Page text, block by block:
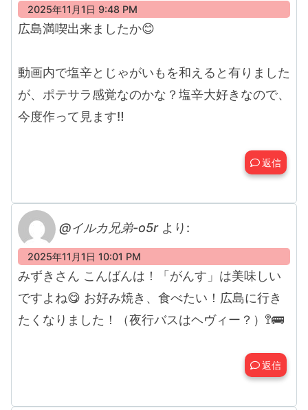
2025年11月1日 9:48 PM
広島満喫出来ましたか😊
動画内で塩辛とじゃがいもを和えると有りました
が、ポテサラ感覚なのかな？塩辛大好きなので、
今度作って見ます‼️
返信
@イルカ兄弟-o5r より:
2025年11月1日 10:01 PM
みずきさん こんばんは！「がんす」は美味しい
ですよね😋 お好み焼き、食べたい！広島に行き
たくなりました！（夜行バスはヘヴィー？）🚏🚌
返信